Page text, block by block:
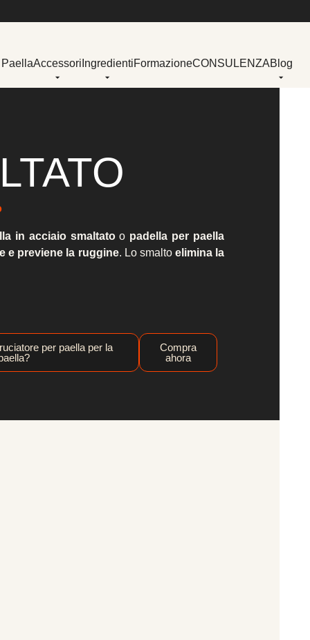
Accessori IngredientiFormazioneCONSULENZABlog
in acciaio smaltatoo padella per paella
e previene la ruggine. Lo smalto elimina la
per paella per la
Compra
ahora